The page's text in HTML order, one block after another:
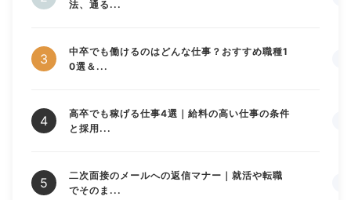
法、通る...
中卒でも働けるのはどんな仕事？おすすめ職種1
0選＆...
高卒でも稼げる仕事4選｜給料の高い仕事の条件
と採用...
二次面接のメールへの返信マナー｜就活や転職
でそのま...